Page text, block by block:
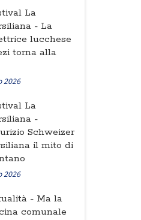
La
- La
lucchese
torna alla
2026
La
-
Schweizer
il mito di
2026
- Ma la
comunale